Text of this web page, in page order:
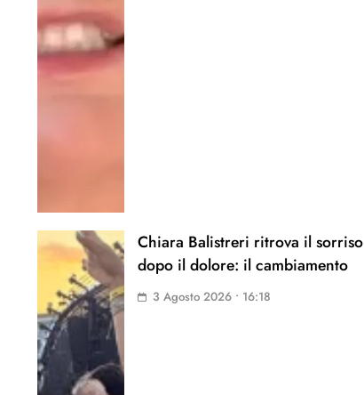
Chiara Balistreri ritrova il sorriso
dopo il dolore: il cambiamento
3 Agosto 2026 • 16:18